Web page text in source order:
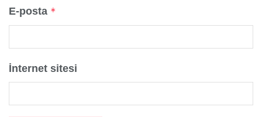
E-posta *
İnternet sitesi